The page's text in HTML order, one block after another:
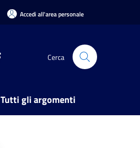
Accedi all'area personale
Cerca
Tutti gli argomenti